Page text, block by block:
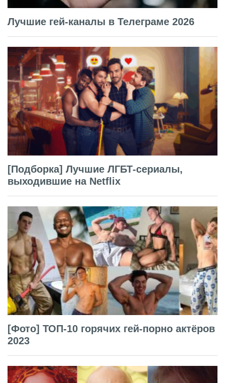
Лучшие гей-каналы в Телеграме 2026
[Подборка] Лучшие ЛГБТ-сериалы,
выходившие на Netflix
[Фото] ТОП-10 горячих гей-порно актёров
2023